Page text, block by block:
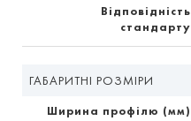
Відповідність
стандарту
ГАБАРИТНІ РОЗМІРИ
Ширина профілю (мм)